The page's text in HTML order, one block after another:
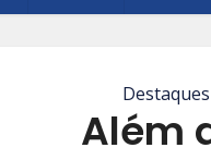
Destaques
Além